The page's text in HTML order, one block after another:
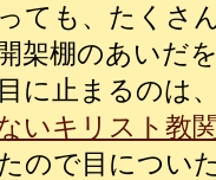
ても、たくさ
架棚のあいだ
に止まるのは
いキリスト教
ので目につい